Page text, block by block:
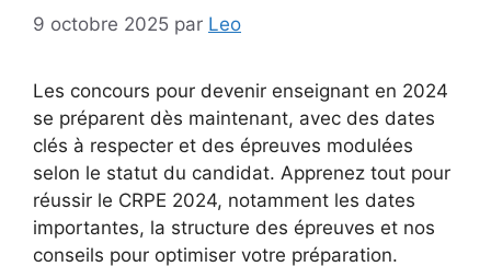
9 octobre 2025 par Leo
Les concours pour devenir enseignant en 2024
se préparent dès maintenant, avec des dates
clés à respecter et des épreuves modulées
selon le statut du candidat. Apprenez tout pour
réussir le CRPE 2024, notamment les dates
importantes, la structure des épreuves et nos
conseils pour optimiser votre préparation.